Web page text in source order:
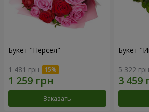
Букет "Персея"
1 481 грн
Заказать
Букет
5 322 грн